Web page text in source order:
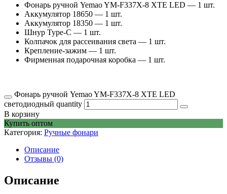
Фонарь ручной Yemao YM-F337X-8 XTE LED — 1 шт.
Аккумулятор 18650 — 1 шт.
Аккумулятор 18350 — 1 шт.
Шнур Type-C — 1 шт.
Колпачок для рассеивания света — 1 шт.
Крепление-зажим — 1 шт.
Фирменная подарочная коробка — 1 шт.
Фонарь ручной Yemao YM-F337X-8 XTE LED
светодиодный quantity
В корзину
Купить оптом
Категория: Ручные фонари
Описание
Отзывы (0)
Описание